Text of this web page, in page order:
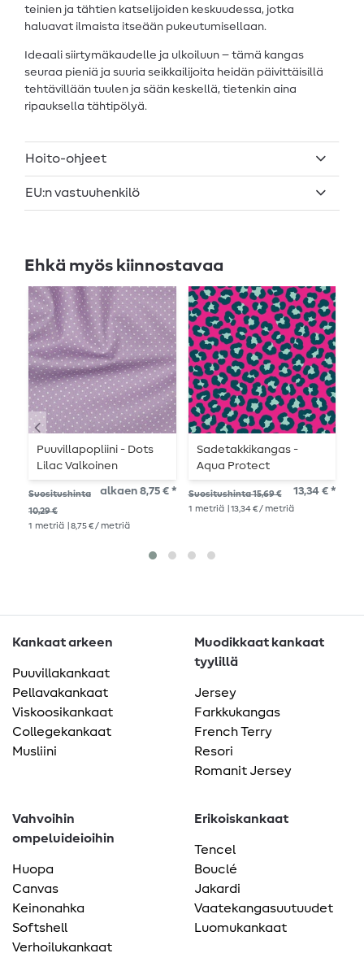
teinien ja tähtien katselijoiden keskuudessa, jotka
haluavat ilmaista itseään pukeutumisellaan.
Ideaali siirtymäkaudelle ja ulkoiluun – tämä kangas
seuraa pieniä ja suuria seikkailijoita heidän päivittäisillä
tehtävillään tuulen ja sään keskellä, tietenkin aina
ripauksella tähtipölyä.
Hoito-ohjeet
EU:n vastuuhenkilö
Ehkä myös kiinnostavaa
Puuvillapopliini - Dots
Lilac Valkoinen
Suositushinta
10,29 €
alkaen 8,75 € *
1 metriä | 8,75 € / metriä
Sadetakkikangas -
Aqua Protect
Digitaalipainatus Leo
Fuchsia
Suositushinta 15,69 € 13,34 € *
1 metriä | 13,34 € / metriä
Kankaat arkeen
Puuvillakankaat
Pellavakankaat
Viskoosikankaat
Collegekankaat
Musliini
Muodikkaat kankaat
tyylillä
Jersey
Farkkukangas
French Terry
Resori
Romanit Jersey
Vahvoihin
ompeluideioihin
Huopa
Canvas
Keinonahka
Softshell
Verhoilukankaat
Erikoiskankaat
Tencel
Bouclé
Jakardi
Vaatekangasuutuudet
Luomukankaat